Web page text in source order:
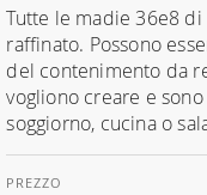
Tutte le madie 36e8
raffinato. Possono
del contenimento da
vogliono creare e
soggiorno, cucina o